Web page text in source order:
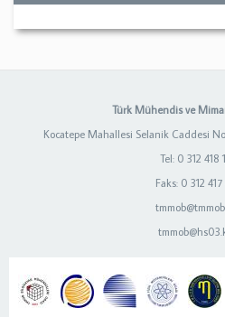
Türk Mühendis ve
Kocatepe Mahallesi Selanik Caddesi
Tel: 0 312 418
Faks: 0 312